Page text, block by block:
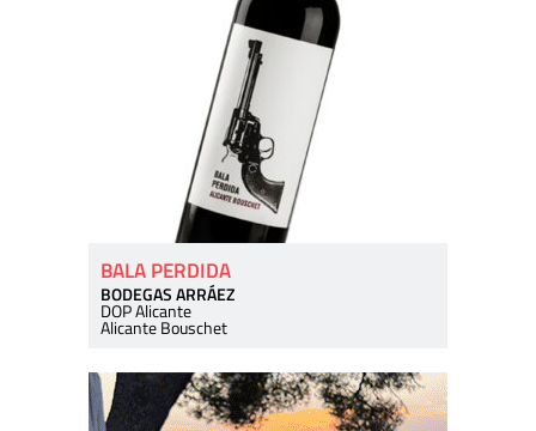
BALA PERDIDA
BODEGAS ARRÁEZ
DOP Alicante
Alicante Bouschet